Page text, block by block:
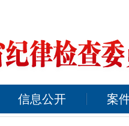
信息公开 案